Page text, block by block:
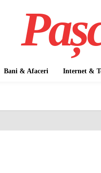
Bani & Afaceri Internet &